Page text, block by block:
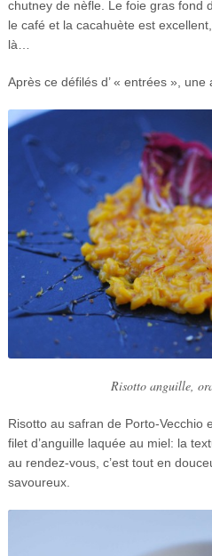
chutney de nèfle. Le foie gras fond
le café et la cacahuète est
là…
Après ce défilés d’ « entrées »,
Risotto anguille,
Risotto au safran de Porto-Vecchio
filet d’anguille laquée au miel: la
au rendez-vous, c’est tout en
savoureux.